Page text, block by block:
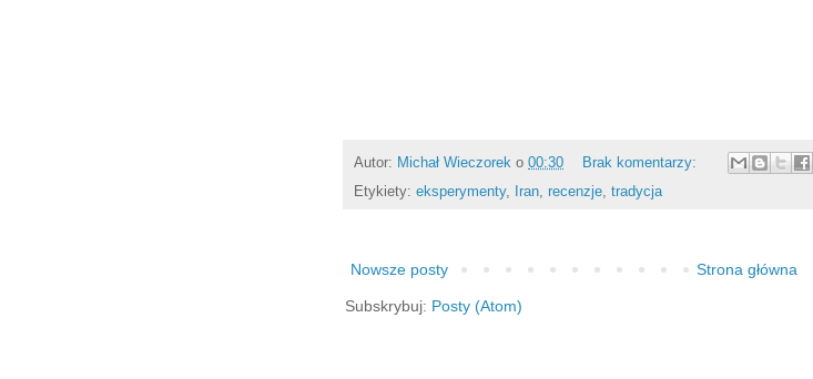
Autor: Michał Wieczorek o 00:30
Brak komentarzy:
Etykiety: eksperymenty, Iran, recenzje, tradycja
Nowsze posty Strona główna
Subskrybuj: Posty (Atom)